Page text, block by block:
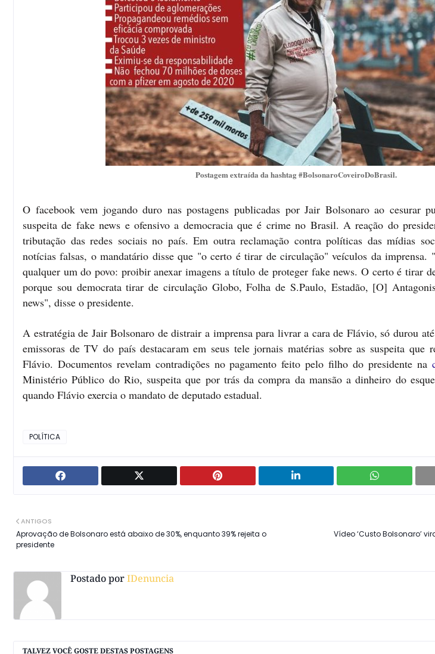
Postagem extraída da hashtag #BolsonaroCoveiroDoBrasil.
O facebook vem jogando duro nas postagens publicadas por Jair Bolsonaro ao cesurar
suspeita de fake news e ofensivo a democracia que é crime no Brasil. A reação do
tributação das redes sociais no país. Em outra reclamação contra políticas das mídias
notícias falsas, o mandatário disse que "o certo é tirar de circulação" veículos da
qualquer um do povo: proibir anexar imagens a título de proteger fake news. O certo é tirar
porque sou democrata tirar de circulação Globo, Folha de S.Paulo, Estadão, [O]
news", disse o presidente.
A estratégia de Jair Bolsonaro de distrair a imprensa para livrar a cara de Flávio, só durou
emissoras de TV do país destacaram em seus tele jornais matérias sobre as suspeita que
Flávio. Documentos revelam contradições no pagamento feito pelo filho do presidente na
Ministério Público do Rio, suspeita que por trás da compra da mansão a dinheiro do
quando Flávio exercia o mandato de deputado estadual.
POLÍTICA
Vídeo ‘Custo Bolsonaro’
ANTIGOS
Aprovação de Bolsonaro está abaixo de 30%, enquanto 39% rejeita o
presidente
Postado porIDenuncia
TALVEZ VOCÊ GOSTE DESTAS POSTAGENS